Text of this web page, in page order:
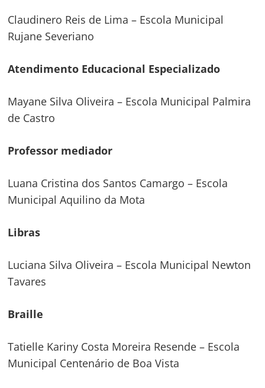
Claudinero Reis de Lima – Escola Municipal
Rujane Severiano
Atendimento Educacional Especializado
Mayane Silva Oliveira – Escola Municipal Palmira
de Castro
Professor mediador
Luana Cristina dos Santos Camargo – Escola
Municipal Aquilino da Mota
Libras
Luciana Silva Oliveira – Escola Municipal Newton
Tavares
Braille
Tatielle Kariny Costa Moreira Resende – Escola
Municipal Centenário de Boa Vista